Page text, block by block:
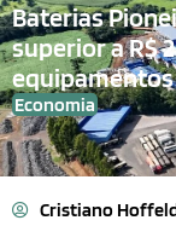
Baterias
superior a R$
equipamentos
Economia
Cristiano